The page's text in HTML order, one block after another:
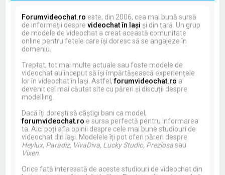
Forumvideochat.ro este, din 2006, cea mai bună sursă
de informații desprevideochat în Iași și din țară. Un grup
de modele de videochat a creat această comunitate
online pentru fetele care își doresc să se angajeze în
domeniu.
Treptat, tot mai multe actuale sau foste modele de
videochat au început să își împărtășească experiențele
lor în videochat în Iași. Astfel,forumvideochat.ro a
devenit cel mai căutat site cu păreri și discuții despre
modelling.
Dacă îți dorești să câștigi bani ca model,
forumvideochat.ro e sursa perfectă pentru informarea
ta. Aici poți afla opinii despre cele mai bune studiouri de
videochat din Iași. Modelele îți pot oferi păreri despre
Heylux, Paradiz, VivaDiva, Lucky Studio, Preziosasau
Vixen
Orice fată interesată de aceste studiouri de videochat din